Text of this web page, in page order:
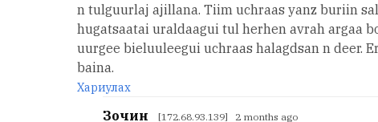
n tulguurlaj ajillana. Tiim uchraas yanz buriin
hugatsaatai uraldaagui tul herhen avrah argaa
uurgee bieluuleegui uchraas halagdsan n deer.
baina.
Хариулах
Зочин [172.68.93.139] 2 months ago